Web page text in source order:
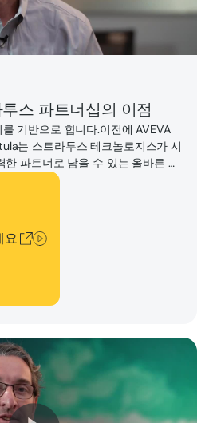
스 파트너십의 이점
기반으로 합니다.이전에 AVEVA
는 스트라투스 테크놀로지스가 시
파트너로 남을 수 있는 올바른 리
보여주고 있는지에 대해 설명합
요